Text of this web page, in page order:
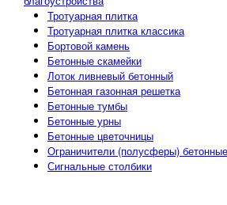
Тротуарная плитка
Тротуарная плитка классика
Бортовой камень
Бетонные скамейки
Лоток ливневый бетонный
Бетонная газонная решетка
Бетонные тумбы
Бетонные урны
Бетонные цветочницы
Ограничители (полусферы) бетонные
Сигнальные столбики